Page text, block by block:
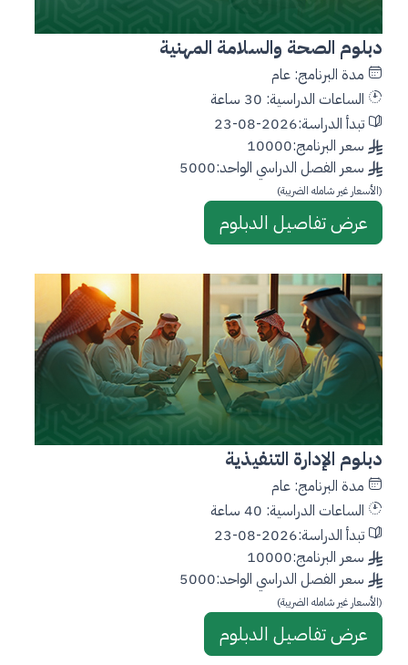
دبلوم الصحة والسلامة المهنية
مدة البرنامج: عام
الساعات الدراسية: 30 ساعة
تبدأ الدراسة:2026-08-23
سعر البرنامج:10000
سعر الفصل الدراسي الواحد:5000
(الأسعار غير شامله الضريبة)
عرض تفاصيل الدبلوم
دبلوم الإدارة التنفيذية
مدة البرنامج: عام
الساعات الدراسية: 40 ساعة
تبدأ الدراسة:2026-08-23
سعر البرنامج:10000
سعر الفصل الدراسي الواحد:5000
(الأسعار غير شامله الضريبة)
عرض تفاصيل الدبلوم